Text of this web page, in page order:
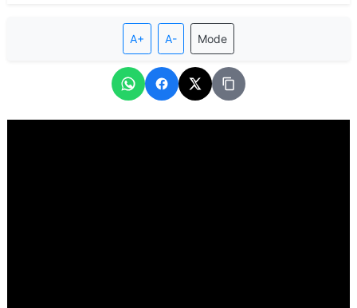
A+ A- Mode